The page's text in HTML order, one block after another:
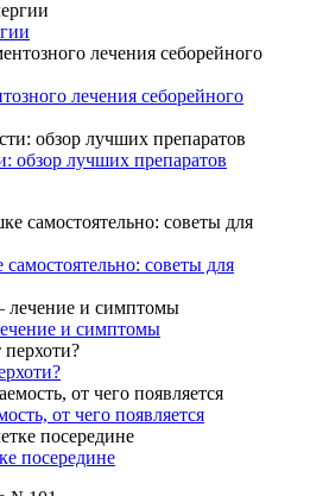
лечения себорейного
обзор лучших препаратов
советы для
и симптомы
от чего появляется
посередине